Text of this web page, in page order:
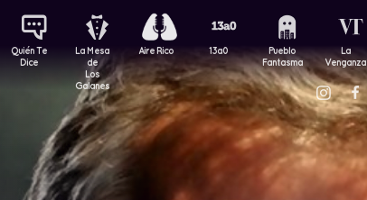
Quién Te
Dice
La Mesa
de
Los
Galanes
Aire Rico 13a0
Pueblo
Fantasma
La
Venganza